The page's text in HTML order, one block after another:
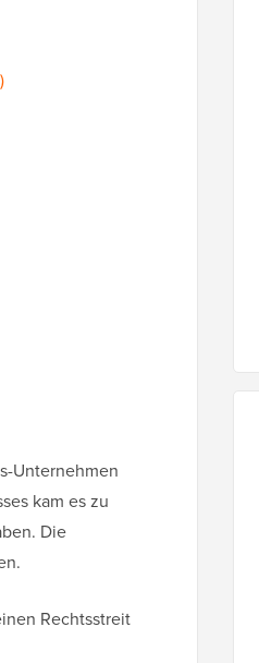
Unternehmen
kam es zu
Die
Rechtsstreit